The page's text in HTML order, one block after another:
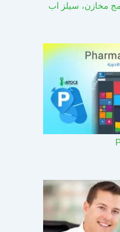
مخازن، سيلز اب